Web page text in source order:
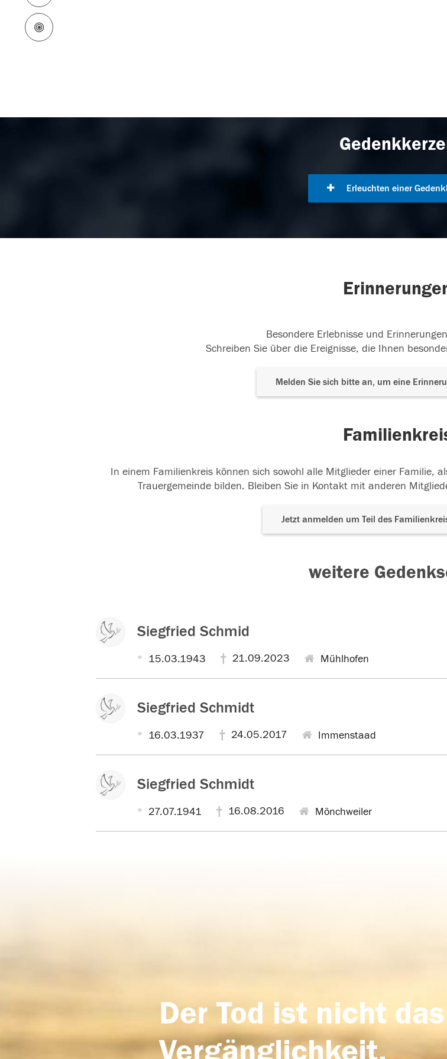
Erleuchten einer
Besondere Erlebnisse und
Schreiben Sie über die Ereignisse, die Ihnen
Melden Sie sich bitte an, um eine
In einem Familienkreis können sich sowohl alle Mitglieder einer Familie,
Trauergemeinde bilden. Bleiben Sie in Kontakt mit anderen
Jetzt anmelden um Teil des
weitere
Siegfried Schmid
15.03.1943 21.09.2023 Mühlhofen
Siegfried Schmidt
16.03.1937 24.05.2017 Immenstaad
Siegfried Schmidt
27.07.1941 16.08.2016 Mönchweiler
Der Tod ist nicht